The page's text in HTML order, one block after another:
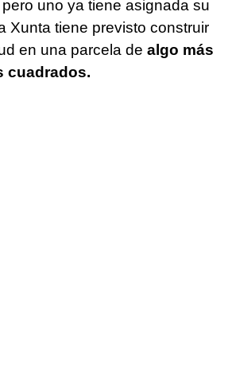
uno ya tiene asignada su
Xunta tiene previsto construir
en una parcela de algo más
cuadrados.